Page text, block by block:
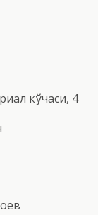
кўчаси, 4